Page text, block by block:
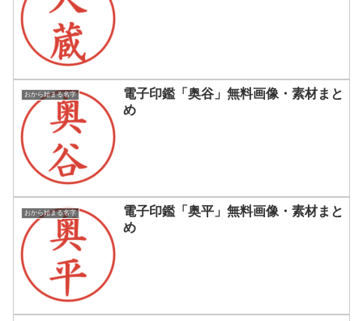
おから始まる名字
電子印鑑「奥谷」無料画像・素材まと
め
おから始まる名字
電子印鑑「奥平」無料画像・素材まと
め